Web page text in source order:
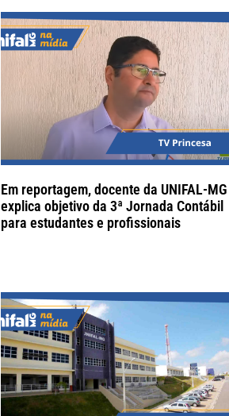
Em reportagem, docente da UNIFAL-MG
explica objetivo da 3ª Jornada Contábil
para estudantes e profissionais